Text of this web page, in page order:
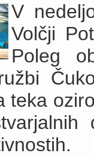
V
Volčji
Poleg
teka